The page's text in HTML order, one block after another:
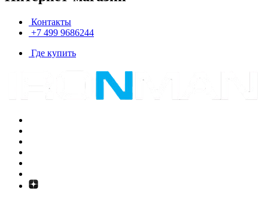
Контакты
+7 499 9686244
Где купить